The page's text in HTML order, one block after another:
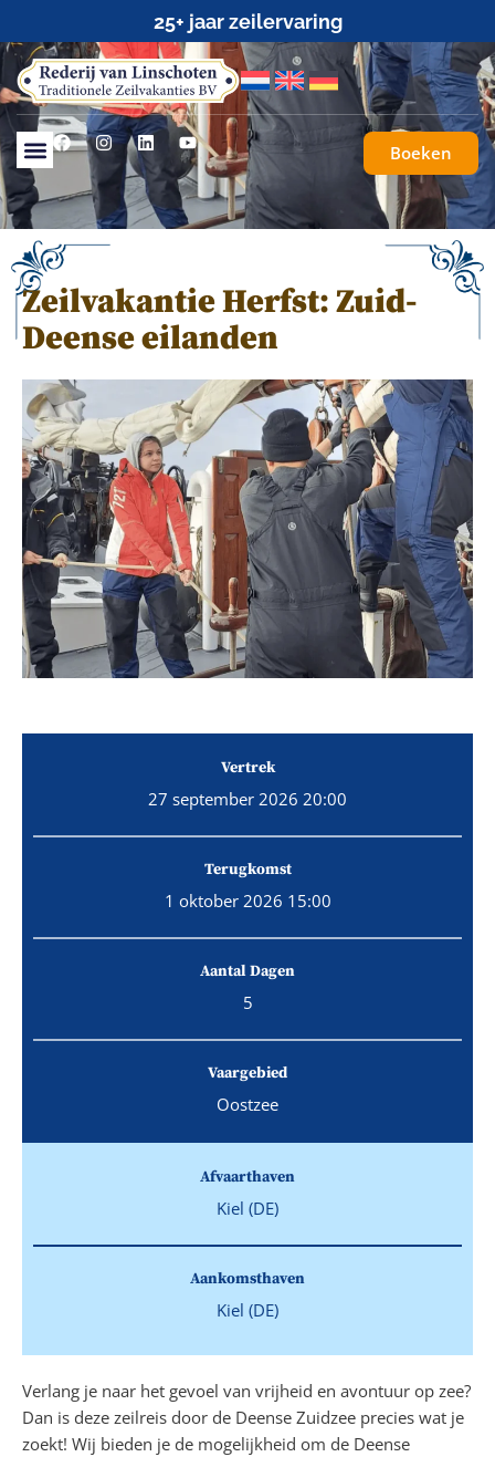
25+ jaar zeilervaring
Boeken
Zeilvakantie Herfst: Zuid-
Deense eilanden
Vertrek
27 september 2026 20:00
Terugkomst
1 oktober 2026 15:00
Aantal Dagen
5
Vaargebied
Oostzee
Afvaarthaven
Kiel (DE)
Aankomsthaven
Kiel (DE)
Verlang je naar het gevoel van vrijheid en avontuur op zee?
Dan is deze zeilreis door de Deense Zuidzee precies wat je
zoekt! Wij bieden je de mogelijkheid om de Deense